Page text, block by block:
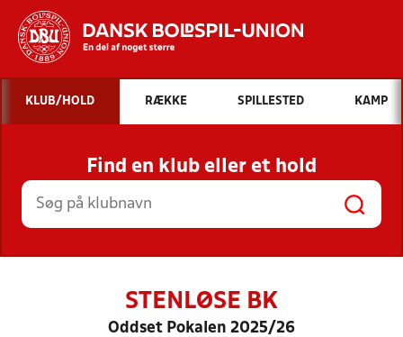
Hvad vil du søge efter?
INDHOLD OG NYHEDER
STILLINGER, RESULTATER, KLUBBER OG
HOLD
KLUB/HOLD RÆKKE SPILLESTED KAMP
Find en klub eller et hold
STENLØSE BK
Oddset Pokalen 2025/26